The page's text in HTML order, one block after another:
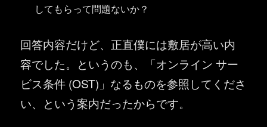
してもらって問題ないか？
回答内容だけど、正直僕には敷居が高い内
容でした。というのも、「オンライン サー
ビス条件 (OST)」なるものを参照してくださ
い、という案内だったからです。